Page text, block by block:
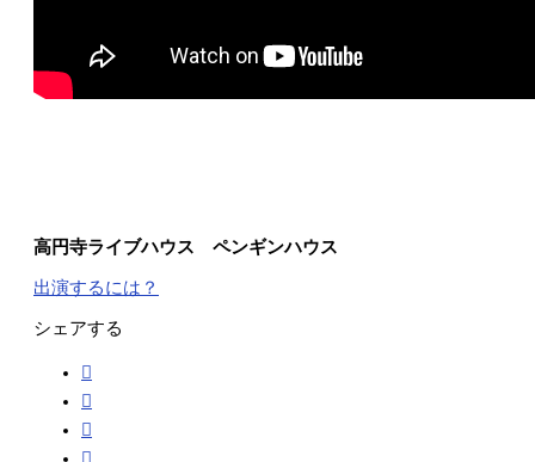
高円寺ライブハウス ペンギンハウス
出演するには？
シェアする